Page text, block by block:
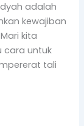
adalah
kewajiban
kita
cara untuk
tali